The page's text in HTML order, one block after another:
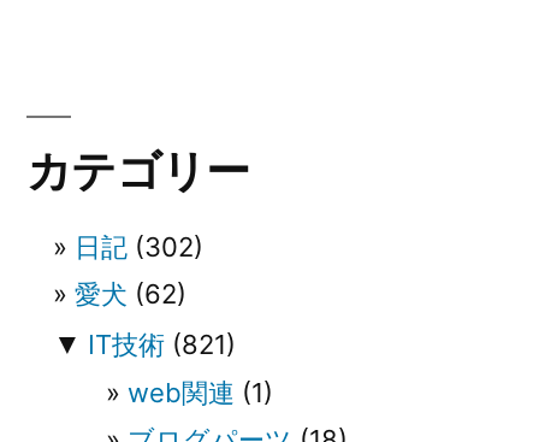
ー
シカテゴリー
日記 (302)
愛犬 (62)
▼ IT技術 (821)
web関連 (1)